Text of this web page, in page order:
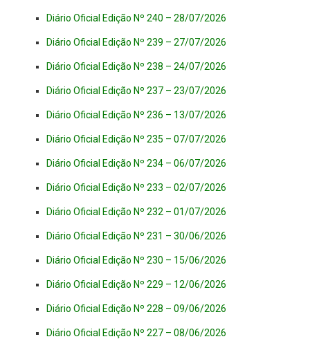
Diário Oficial Edição Nº 240 – 28/07/2026
Diário Oficial Edição Nº 239 – 27/07/2026
Diário Oficial Edição Nº 238 – 24/07/2026
Diário Oficial Edição Nº 237 – 23/07/2026
Diário Oficial Edição Nº 236 – 13/07/2026
Diário Oficial Edição Nº 235 – 07/07/2026
Diário Oficial Edição Nº 234 – 06/07/2026
Diário Oficial Edição Nº 233 – 02/07/2026
Diário Oficial Edição Nº 232 – 01/07/2026
Diário Oficial Edição Nº 231 – 30/06/2026
Diário Oficial Edição Nº 230 – 15/06/2026
Diário Oficial Edição Nº 229 – 12/06/2026
Diário Oficial Edição Nº 228 – 09/06/2026
Diário Oficial Edição Nº 227 – 08/06/2026